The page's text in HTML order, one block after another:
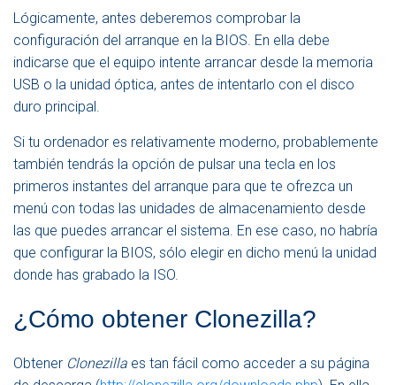
Lógicamente, antes deberemos comprobar la
configuración del arranque en la BIOS. En ella debe
indicarse que el equipo intente arrancar desde la memoria
USB o la unidad óptica, antes de intentarlo con el disco
duro principal.
Si tu ordenador es relativamente moderno, probablemente
también tendrás la opción de pulsar una tecla en los
primeros instantes del arranque para que te ofrezca un
menú con todas las unidades de almacenamiento desde
las que puedes arrancar el sistema. En ese caso, no habría
que configurar la BIOS, sólo elegir en dicho menú la unidad
donde has grabado la ISO.
¿Cómo obtener Clonezilla?
Obtener Clonezilla es tan fácil como acceder a su página